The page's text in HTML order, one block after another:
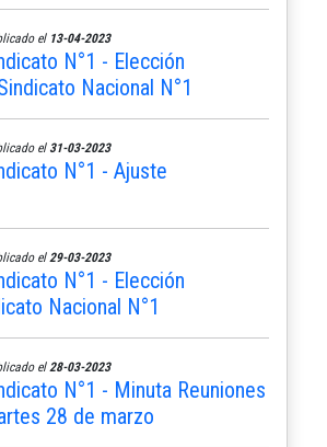
el 13-04-2023
N°1 - Elección
Nacional N°1
el 31-03-2023
N°1 - Ajuste
el 29-03-2023
N°1 - Elección
Nacional N°1
el 28-03-2023
N°1 - Minuta Reuniones
28 de marzo